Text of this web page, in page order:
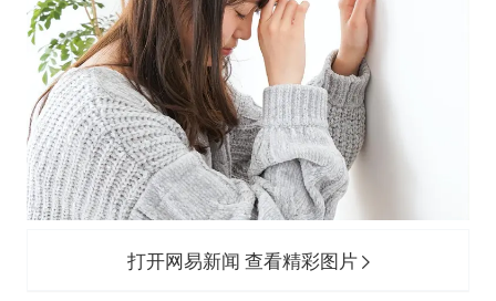
打开网易新闻 查看精彩图片